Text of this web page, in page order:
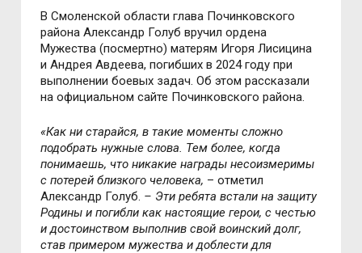
В Смоленской области глава Починковского
района Александр Голуб вручил ордена
Мужества (посмертно) матерям Игоря Лисицина
и Андрея Авдеева, погибших в 2024 году при
выполнении боевых задач. Об этом рассказали
на официальном сайте Починковского района.
«Как ни старайся, в такие моменты сложно
подобрать нужные слова. Тем более, когда
понимаешь, что никакие награды несоизмеримы
с потерей близкого человека, – отметил
Александр Голуб. – Эти ребята встали на защиту
Родины и погибли как настоящие герои, с честью
и достоинством выполнив свой воинский долг,
став примером мужества и доблести для